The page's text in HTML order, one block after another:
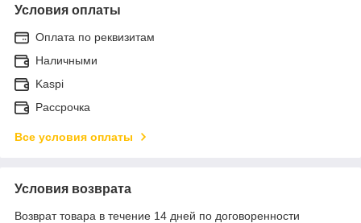
Условия оплаты
Оплата по реквизитам
Наличными
Kaspi
Рассрочка
Все условия оплаты
Условия возврата
Возврат товара в течение 14 дней по договоренности